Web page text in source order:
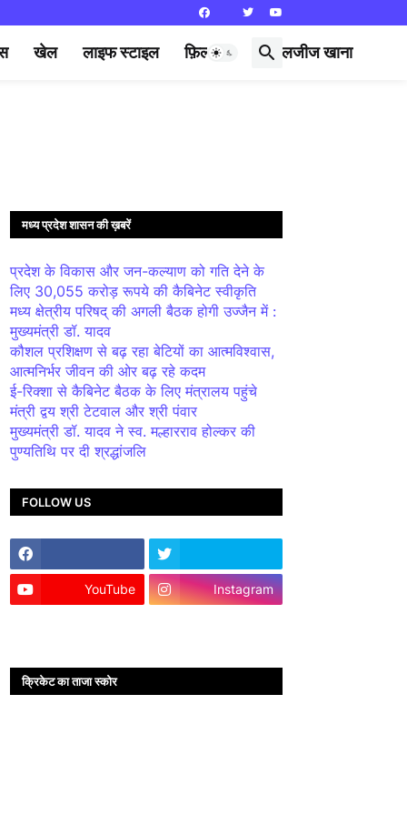
खेल लाइफ स्टाइल फ़िल्मी दुनिया लजीज खाना
मध्य प्रदेश शासन की ख़बरें
प्रदेश के विकास और जन-कल्याण को गति देने के
लिए 30,055 करोड़ रूपये की कैबिनेट स्वीकृति
मध्य क्षेत्रीय परिषद् की अगली बैठक होगी उज्जैन में :
मुख्यमंत्री डॉ. यादव
कौशल प्रशिक्षण से बढ़ रहा बेटियों का आत्मविश्वास,
आत्मनिर्भर जीवन की ओर बढ़ रहे कदम
ई-रिक्शा से कैबिनेट बैठक के लिए मंत्रालय पहुंचे
मंत्री द्वय श्री टेटवाल और श्री पंवार
मुख्यमंत्री डॉ. यादव ने स्व. मल्हारराव होल्कर की
पुण्यतिथि पर दी श्रद्धांजलि
FOLLOW US
YouTube Instagram
क्रिकेट का ताजा स्कोर